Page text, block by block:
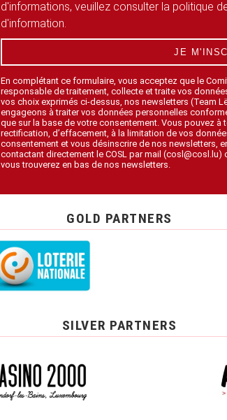
d'informations, veuillez consulter la politique
d'information.
JE
En complétant ce formulaire, vous acceptez que le
responsable de traitement, collecte et traite vos
vos choix exprimés ci-dessus, nos newsletters (Team
engageons à traiter vos données personnelles
que sur la base de votre consentement. Vous pouvez à
rectification, d’effacement, à la limitation de vos
consentement et vous désinscrire de nos newsletters,
contactant directement le COSL par mail
vous trouverez en bas de nos newsletters.
GOLD PARTNERS
SILVER PARTNERS